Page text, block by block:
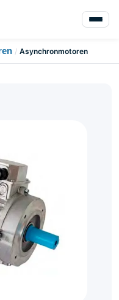
/ Asynchronmotoren